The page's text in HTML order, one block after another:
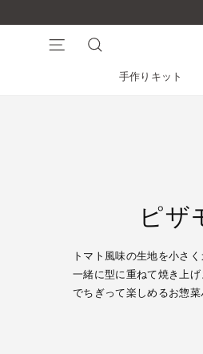
ン
手作りキット
ピザ
トマト風味の生地を小さ
一緒に型に重ねて焼き上
でちぎって楽しめるお惣菜